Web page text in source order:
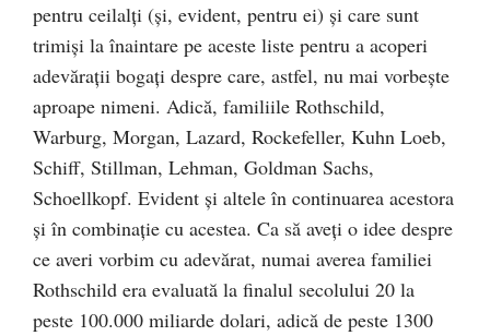
pentru ceilalţi (şi, evident, pentru ei) şi care sunt
trimişi la înaintare pe aceste liste pentru a acoperi
adevăraţii bogaţi despre care, astfel, nu mai vorbeşte
aproape nimeni. Adică, familiile Rothschild,
Warburg, Morgan, Lazard, Rockefeller, Kuhn Loeb,
Schiff, Stillman, Lehman, Goldman Sachs,
Schoellkopf. Evident şi altele în continuarea acestora
şi în combinaţie cu acestea. Ca să aveţi o idee despre
ce averi vorbim cu adevărat, numai averea familiei
Rothschild era evaluată la finalul secolului 20 la
peste 100.000 miliarde dolari, adică de peste 1300